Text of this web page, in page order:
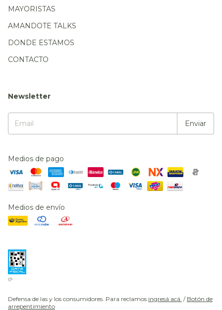
MAYORISTAS
AMANDOTE TALKS
DONDE ESTAMOS
CONTACTO
Newsletter
Medios de pago
Medios de envío
Defensa de las y los consumidores. Para reclamos ingresá acá. / Botón de
arrepentimiento